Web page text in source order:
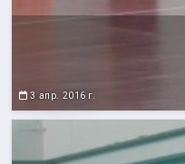
3 апр. 2016 г.